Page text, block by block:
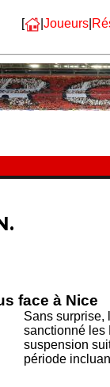
[ | Joueurs|
face à Nice
Sans surprise,
sanctionné les
suspension
période